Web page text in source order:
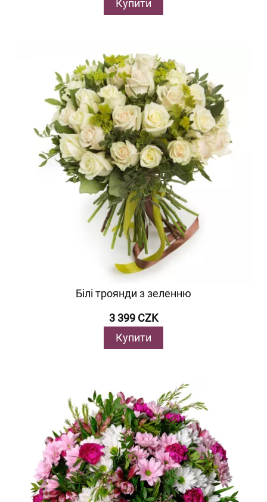
Купити
Білі троянди з зеленню
3 399 CZK
Купити